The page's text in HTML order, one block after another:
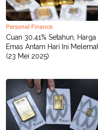
Personal Finance
Cuan 30,41% Setahun, Harga
Emas Antam Hari Ini
(23 Mei 2025)